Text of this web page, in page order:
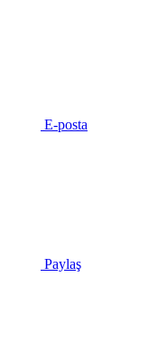
E-posta
Paylaş